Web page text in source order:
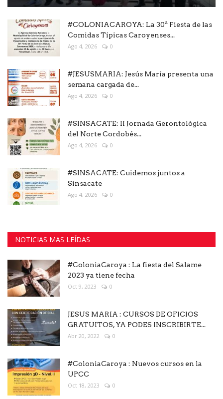
#COLONIACAROYA: La 30ª Fiesta de las
Comidas Típicas Caroyenses...
Ago 4, 2026 0
#JESUSMARIA: Jesús María presenta una
semana cargada de...
Ago 4, 2026 0
#SINSACATE: II Jornada Gerontológica
del Norte Cordobés...
Ago 4, 2026 0
#SINSACATE: Cuidemos juntos a
Sinsacate
Ago 4, 2026 0
NOTICIAS MAS LEÍDAS
#ColoniaCaroya : La fiesta del Salame
2023 ya tiene fecha
Oct 9, 2023 0
JESUS MARIA : CURSOS DE OFICIOS
GRATUITOS, YA PODES INSCRIBIRTE...
Abr 20, 2022 0
#ColoniaCaroya : Nuevos cursos en la
UPCC
Oct 18, 2023 0